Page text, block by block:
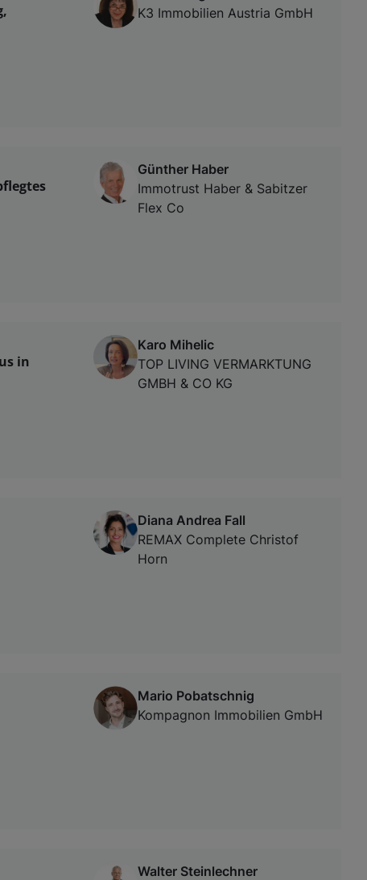
K3 Immobilien Austria GmbH
Günther Haber
Immotrust Haber & Sabitzer
Flex Co
in
Karo Mihelic
TOP LIVING VERMARKTUNG
GMBH & CO KG
Diana Andrea Fall
REMAX Complete Christof
Horn
Mario Pobatschnig
Kompagnon Immobilien GmbH
Walter Steinlechner